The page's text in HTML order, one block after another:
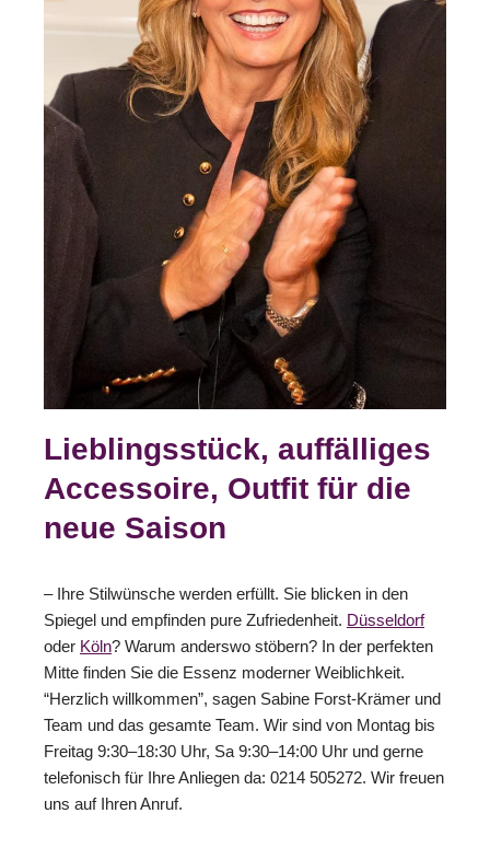
Lieblingsstück, auffälliges
Accessoire, Outfit für die
neue Saison
– Ihre Stilwünsche werden erfüllt. Sie blicken in den
Spiegel und empfinden pure Zufriedenheit. Düsseldorf
oder Köln? Warum anderswo stöbern? In der perfekten
Mitte finden Sie die Essenz moderner Weiblichkeit.
“Herzlich willkommen”, sagen Sabine Forst-Krämer und
Team und das gesamte Team. Wir sind von Montag bis
Freitag 9:30–18:30 Uhr, Sa 9:30–14:00 Uhr und gerne
telefonisch für Ihre Anliegen da: 0214 505272. Wir freuen
uns auf Ihren Anruf.